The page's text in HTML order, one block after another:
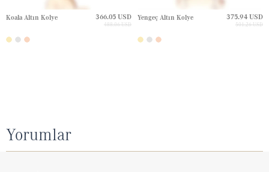
Koala Altın Kolye 366.05 USD
488.06 USD
Yengeç Altın Kolye 375.94 USD
501.26 USD
Yorumlar